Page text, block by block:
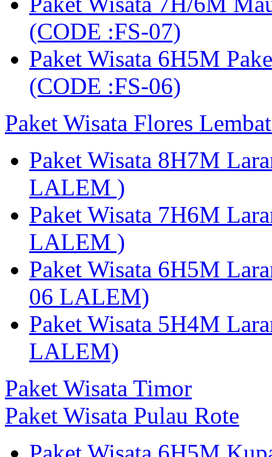
(CODE :FS-07)
Paket Wisata 6H5M
(CODE :FS-06)
Paket Wisata Flores
Paket Wisata 8H7M
LALEM )
Paket Wisata 7H6M
LALEM )
Paket Wisata 6H5M
06 LALEM)
Paket Wisata 5H4M
LALEM)
Paket Wisata Timor
Paket Wisata Pulau Rote